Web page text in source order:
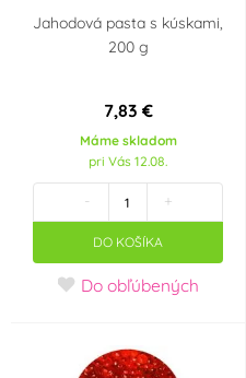
Jahodová pasta s kúskami,
200 g
7,83 €
Máme skladom
pri Vás 12.08.
- +
DO KOŠÍKA
Do obľúbených